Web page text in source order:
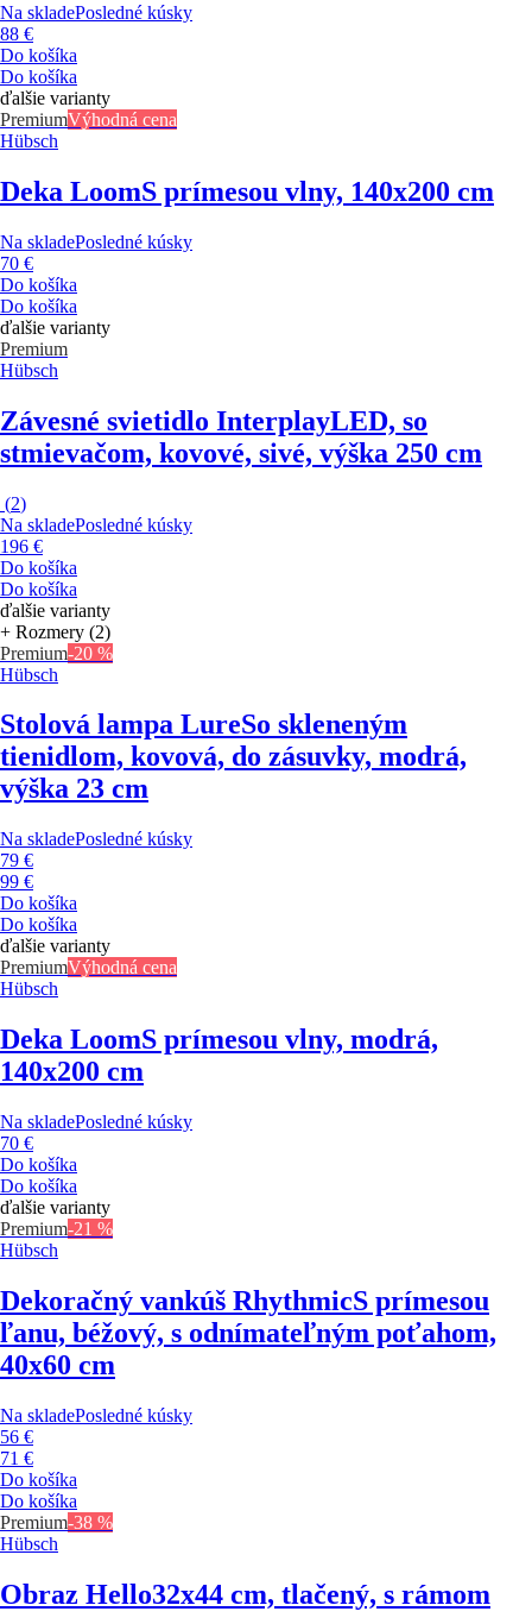
Na skladePosledné kúsky
88 €
Do košíka
Do košíka
ďalšie varianty
PremiumVýhodná cena
Hübsch
Deka LoomS prímesou vlny, 140x200 cm
Na skladePosledné kúsky
70 €
Do košíka
Do košíka
ďalšie varianty
Premium
Hübsch
Závesné svietidlo InterplayLED, so
stmievačom, kovové, sivé, výška 250 cm
(2)
Na skladePosledné kúsky
196 €
Do košíka
Do košíka
ďalšie varianty
+ Rozmery (2)
Premium-20 %
Hübsch
Stolová lampa LureSo skleneným
tienidlom, kovová, do zásuvky, modrá,
výška 23 cm
Na skladePosledné kúsky
79 €
99 €
Do košíka
Do košíka
ďalšie varianty
PremiumVýhodná cena
Hübsch
Deka LoomS prímesou vlny, modrá,
140x200 cm
Na skladePosledné kúsky
70 €
Do košíka
Do košíka
ďalšie varianty
Premium-21 %
Hübsch
Dekoračný vankúš RhythmicS prímesou
ľanu, béžový, s odnímateľným poťahom,
40x60 cm
Na skladePosledné kúsky
56 €
71 €
Do košíka
Do košíka
Premium-38 %
Hübsch
Obraz Hello32x44 cm, tlačený, s rámom